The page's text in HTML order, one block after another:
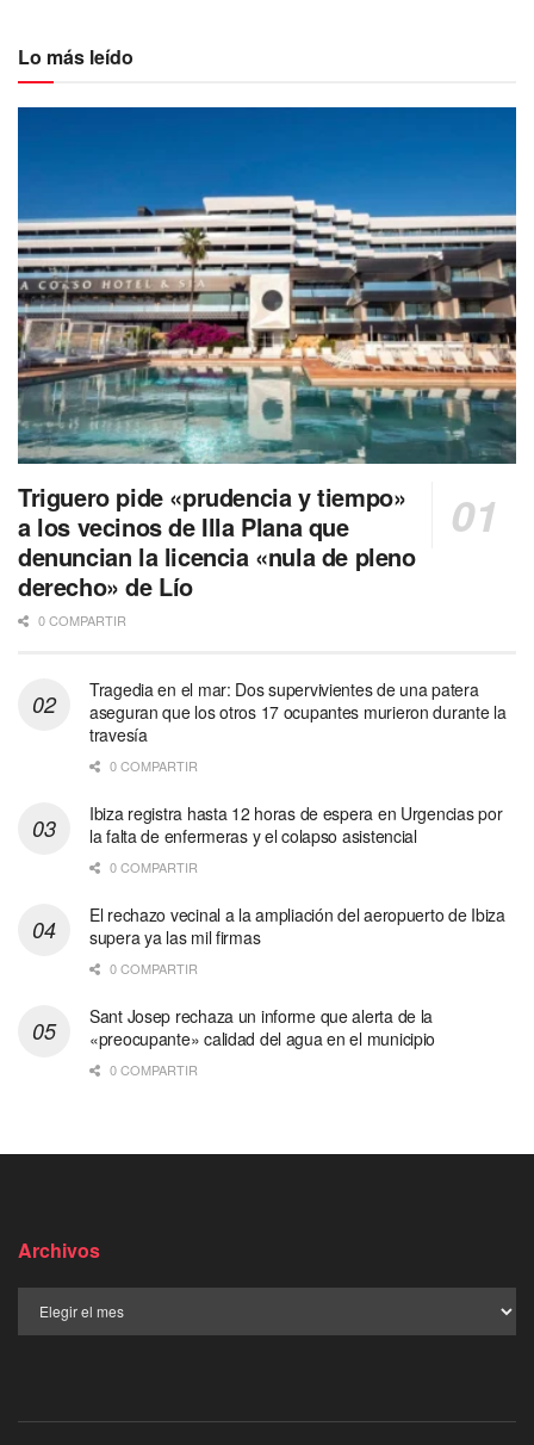
Lo más leído
Triguero pide «prudencia y tiempo»
a los vecinos de Illa Plana que
denuncian la licencia «nula de pleno
derecho» de Lío
0 COMPARTIR
Tragedia en el mar: Dos supervivientes de una patera
aseguran que los otros 17 ocupantes murieron durante la
travesía
0 COMPARTIR
Ibiza registra hasta 12 horas de espera en Urgencias por
la falta de enfermeras y el colapso asistencial
0 COMPARTIR
El rechazo vecinal a la ampliación del aeropuerto de Ibiza
supera ya las mil firmas
0 COMPARTIR
Sant Josep rechaza un informe que alerta de la
«preocupante» calidad del agua en el municipio
0 COMPARTIR
Archivos